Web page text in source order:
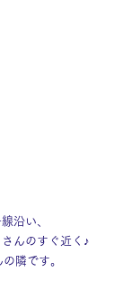
沿い、
んのすぐ近く♪
隣です。